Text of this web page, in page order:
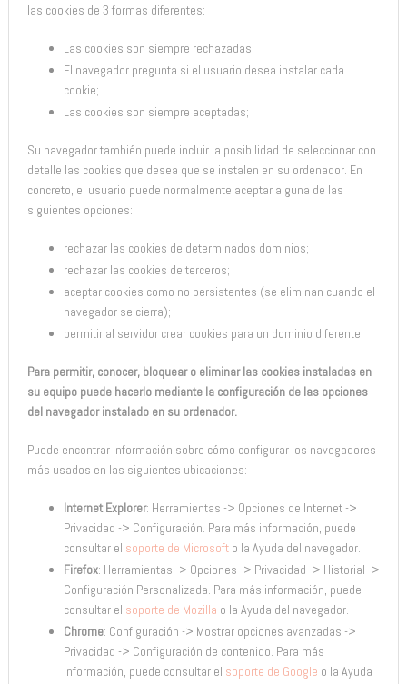
las cookies de 3 formas diferentes:
Las cookies son siempre rechazadas;
El navegador pregunta si el usuario desea instalar cada
cookie;
Las cookies son siempre aceptadas;
Su navegador también puede incluir la posibilidad de seleccionar con
detalle las cookies que desea que se instalen en su ordenador. En
concreto, el usuario puede normalmente aceptar alguna de las
siguientes opciones:
rechazar las cookies de determinados dominios;
rechazar las cookies de terceros;
aceptar cookies como no persistentes (se eliminan cuando el
navegador se cierra);
permitir al servidor crear cookies para un dominio diferente.
Para permitir, conocer, bloquear o eliminar las cookies instaladas en
su equipo puede hacerlo mediante la configuración de las opciones
del navegador instalado en su ordenador.
Puede encontrar información sobre cómo configurar los navegadores
más usados en las siguientes ubicaciones:
Internet Explorer: Herramientas -> Opciones de Internet ->
Privacidad -> Configuración. Para más información, puede
consultar el soporte de Microsofto la Ayuda del navegador.
Firefox: Herramientas -> Opciones -> Privacidad -> Historial ->
Configuración Personalizada. Para más información, puede
consultar el soporte de Mozilla o la Ayuda del navegador.
Chrome: Configuración -> Mostrar opciones avanzadas ->
Privacidad -> Configuración de contenido. Para más
información, puede consultar el soporte de Google o la Ayuda